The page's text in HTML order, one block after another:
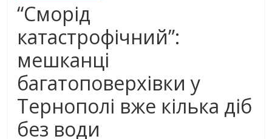
“Сморід
катастрофічний”:
мешканці
багатоповерхівки у
Тернополі вже кілька діб
без води